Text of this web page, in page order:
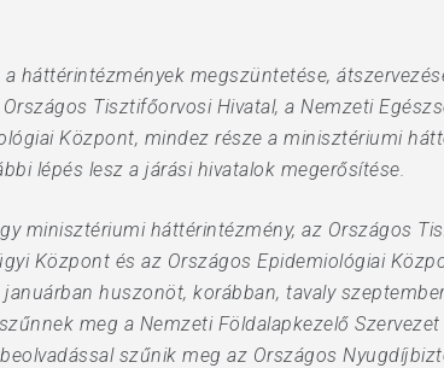
háttérintézmények megszüntetése,
Tisztifőorvosi Hivatal, a Nemzeti
Központ, mindez része a minisztériumi
lépés lesz a járási hivatalok megerősítése.
minisztériumi háttérintézmény, az Országos
Központ és az Országos Epidemiológiai
huszonöt, korábban, tavaly
meg a Nemzeti Földalapkezelő
szűnik meg az Országos